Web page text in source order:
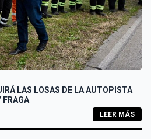
LAS LOSAS DE LA AUTOPISTA
FRAGA
LEER MÁS